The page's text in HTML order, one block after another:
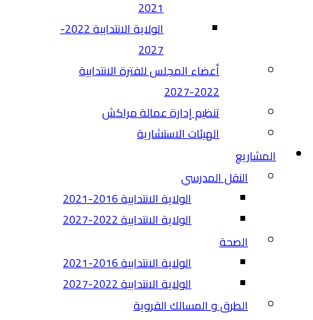
2021
الولاية الانتدابية 2022-
2027
أعضاء المجلس للفترة الانتدابية
2022-2027
تنظيم إدارة عمالة مراكش
الهيئات الاستشارية
المشاريع
النقل المدرسي
الولاية الانتدابية 2016-2021
الولاية الانتدابية 2022-2027
الصحة
الولاية الانتدابية 2016-2021
الولاية الانتدابية 2022-2027
الطرق و المسالك القروية